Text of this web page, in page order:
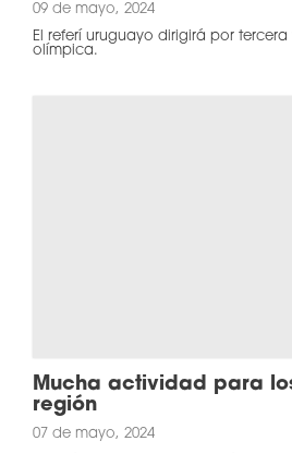
09 de mayo, 2024
El referí uruguayo dirigirá por
olímpica.
Mucha actividad para
región
07 de mayo, 2024